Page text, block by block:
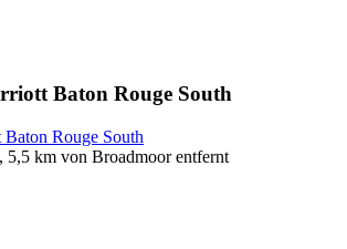
Baton Rouge South
Rouge South
5,5 km von Broadmoor entfernt